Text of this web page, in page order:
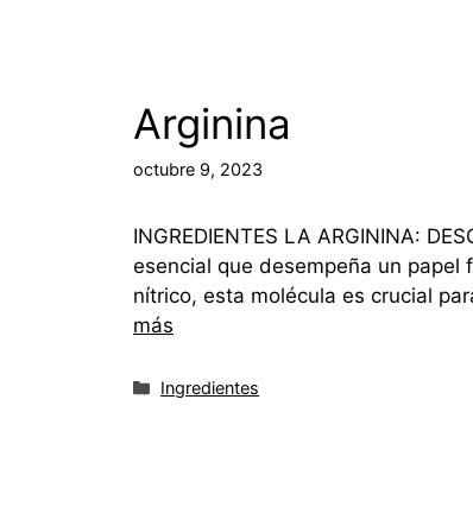
Arginina
octubre 9, 2023
INGREDIENTES LA ARGININA:
esencial que desempeña un papel
nítrico, esta molécula es crucial
más
Ingredientes